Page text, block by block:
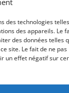
des technologies
des appareils. Le
des données telles
site. Le fait de ne pas
un effet négatif sur